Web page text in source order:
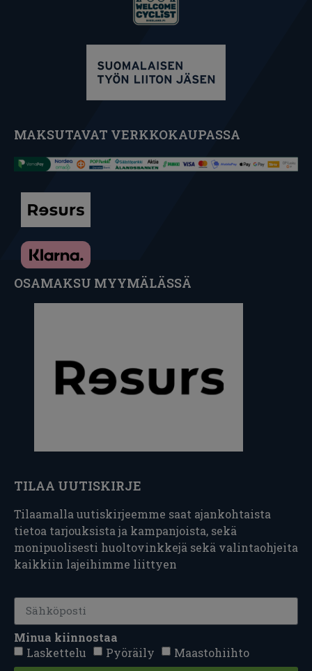
MAKSUTAVAT VERKKOKAUPASSA
OSAMAKSU MYYMÄLÄSSÄ
TILAA UUTISKIRJE
Tilaamalla uutiskirjeemme saat ajankohtaista
tietoa tarjouksista ja kampanjoista, sekä
monipuolisesti huoltovinkkejä sekä valintaohjeita
kaikkiin lajeihimme liittyen
Minua kiinnostaa
Laskettelu
Pyöräily Maastohiihto